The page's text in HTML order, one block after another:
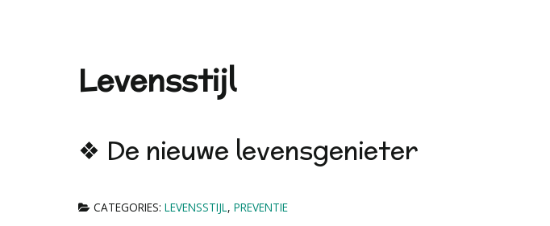
Levensstijl
❖ De nieuwe levensgenieter
CATEGORIES: LEVENSSTIJL, PREVENTIE